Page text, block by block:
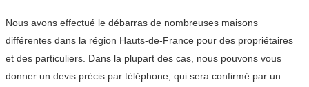
Nous avons effectué le débarras de nombreuses maisons
différentes dans la région Hauts-de-France pour des propriétaires
et des particuliers. Dans la plupart des cas, nous pouvons vous
donner un devis précis par téléphone, qui sera confirmé par un